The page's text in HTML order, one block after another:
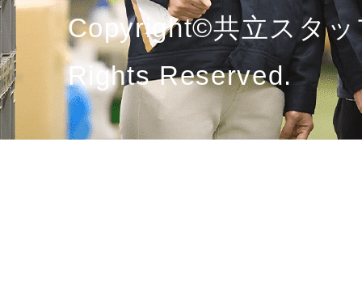
Copyright©共立スタ
Rights Reserved.